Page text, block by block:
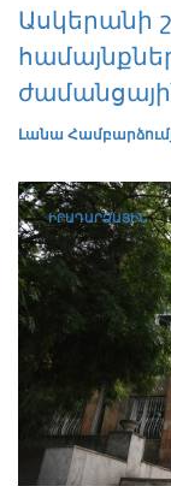
Ասկերանի
Լանա
ԻՐԱԴԱՐՁԱՅԻՆ